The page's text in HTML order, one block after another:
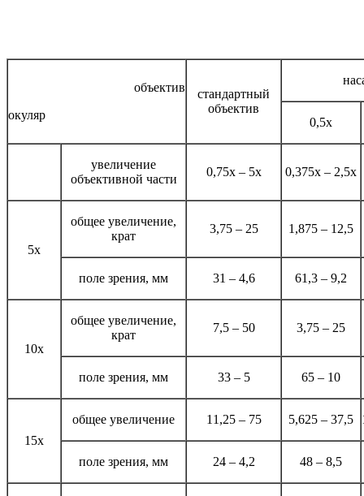
объектив
окуляр
стандартный
объектив
0,5х
увеличение
объективной части
0,75х – 5х 0,375х – 2,5х
5х
общее увеличение,
крат
3,75 – 25 1,875 – 12,5
поле зрения, мм 31 – 4,6 61,3 – 9,2
10х
общее увеличение,
крат
7,5 – 50 3,75 – 25
поле зрения, мм 33 – 5 65 – 10
15х
общее увеличение 11,25 – 75 5,625 – 37,5
поле зрения, мм 24 – 4,2 48 – 8,5